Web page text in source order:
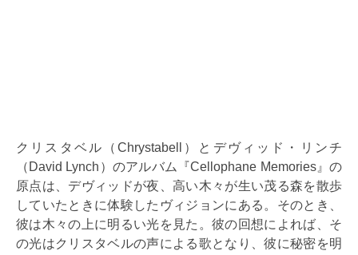
クリスタベル（Chrystabell）とデヴィッド・リンチ
（David Lynch）のアルバム『Cellophane Memories』の
原点は、デヴィッドが夜、高い木々が生い茂る森を散歩
していたときに体験したヴィジョンにある。そのとき、
彼は木々の上に明るい光を見た。彼の回想によれば、そ
の光はクリスタベルの声による歌となり、彼に秘密を明